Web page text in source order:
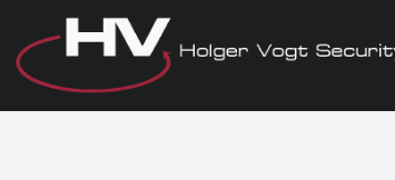
Inhalt
springen